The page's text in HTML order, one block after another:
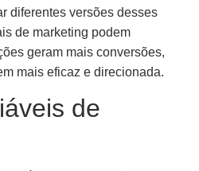
diferentes versões desses
de marketing podem
geram mais conversões,
mais eficaz e direcionada.
de